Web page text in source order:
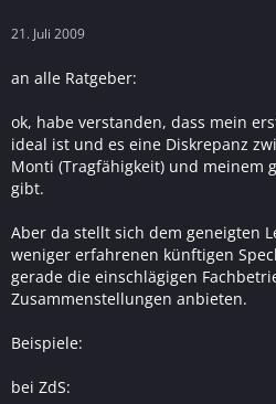
21. Juli 2009
an alle Ratgeber:
ok, habe verstanden, dass mein
ideal ist und es eine Diskrepanz
Monti (Tragfähigkeit) und meinem
gibt.
Aber da stellt sich dem geneigten
weniger erfahrenen künftigen
gerade die einschlägigen
Zusammenstellungen anbieten.
Beispiele:
bei ZdS: